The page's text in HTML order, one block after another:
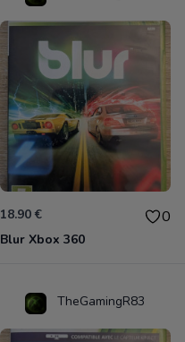
18.90 € 0
Blur Xbox 360
TheGamingR83